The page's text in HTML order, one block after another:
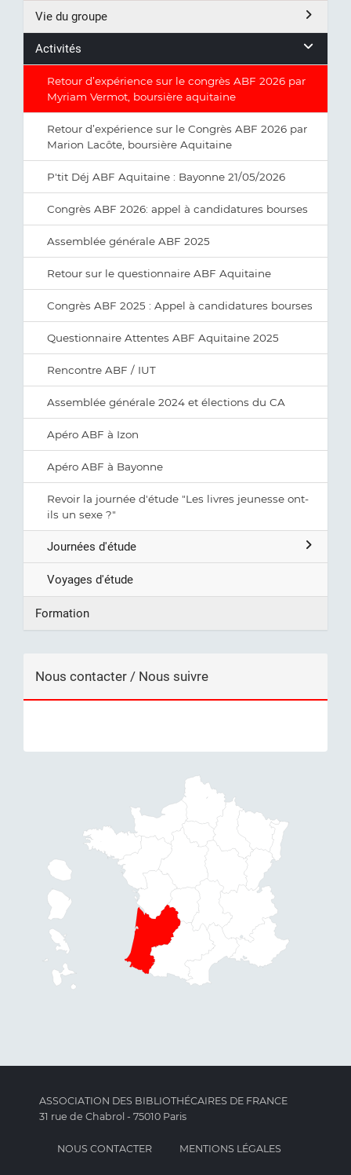
Vie du groupe
Activités
Retour d’expérience sur le congrès ABF 2026 par
Myriam Vermot, boursière aquitaine
Retour d’expérience sur le Congrès ABF 2026 par
Marion Lacôte, boursière Aquitaine
P'tit Déj ABF Aquitaine : Bayonne 21/05/2026
Congrès ABF 2026: appel à candidatures bourses
Assemblée générale ABF 2025
Retour sur le questionnaire ABF Aquitaine
Congrès ABF 2025 : Appel à candidatures bourses
Questionnaire Attentes ABF Aquitaine 2025
Rencontre ABF / IUT
Assemblée générale 2024 et élections du CA
Apéro ABF à Izon
Apéro ABF à Bayonne
Revoir la journée d'étude "Les livres jeunesse ont-
ils un sexe ?"
Journées d'étude
Voyages d'étude
Formation
Nous contacter / Nous suivre
ASSOCIATION DES BIBLIOTHÉCAIRES DE FRANCE
31 rue de Chabrol - 75010 Paris
NOUS CONTACTER MENTIONS LÉGALES